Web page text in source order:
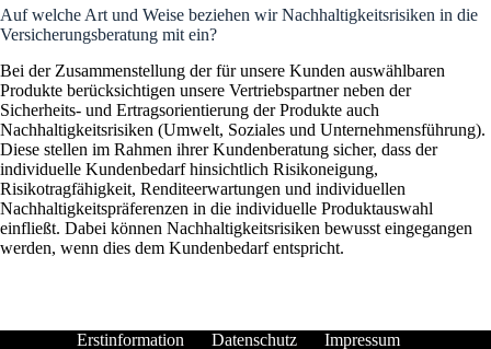
Auf welche Art und Weise beziehen wir Nachhaltigkeitsrisiken in die
Versicherungsberatung mit ein?
Bei der Zusammenstellung der für unsere Kunden auswählbaren
Produkte berücksichtigen unsere Vertriebspartner neben der
Sicherheits- und Ertragsorientierung der Produkte auch
Nachhaltigkeitsrisiken (Umwelt, Soziales und Unternehmensführung).
Diese stellen im Rahmen ihrer Kundenberatung sicher, dass der
individuelle Kundenbedarf hinsichtlich Risikoneigung,
Risikotragfähigkeit, Renditeerwartungen und individuellen
Nachhaltigkeitspräferenzen in die individuelle Produktauswahl
einfließt. Dabei können Nachhaltigkeitsrisiken bewusst eingegangen
werden, wenn dies dem Kundenbedarf entspricht.
Erstinformation Datenschutz Impressum